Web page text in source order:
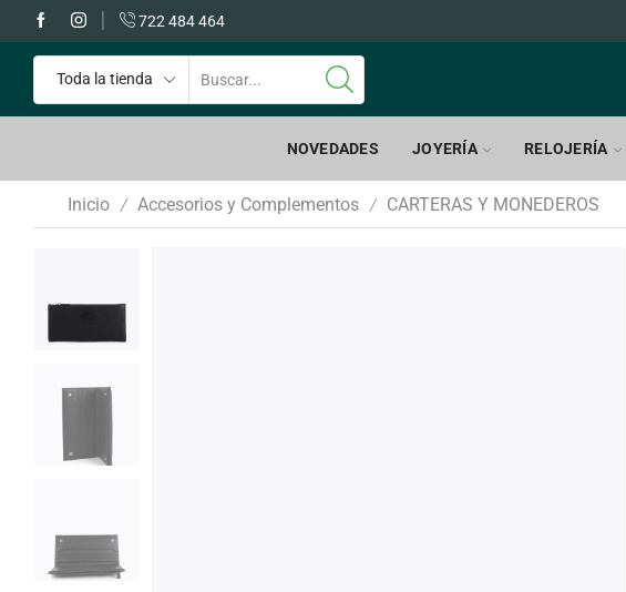
722 484 464
a partir de 60€
NOVEDADES JOYERÍA RELOJERÍA
Inicio / Accesorios y Complementos / CARTERAS Y MONEDEROS